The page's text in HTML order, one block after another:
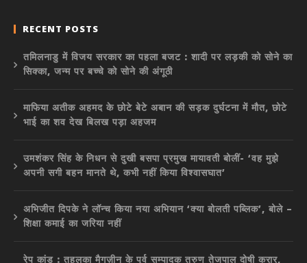
RECENT POSTS
तमिलनाडु में विजय सरकार का पहला बजट : शादी पर लड़की को सोने का
सिक्का, जन्म पर बच्चे को सोने की अंगूठी
माफिया अतीक अहमद के छोटे बेटे अबान की सड़क दुर्घटना में मौत, छोटे
भाई का शव देख बिलख पड़ा अहजम
उमशंकर सिंह के निधन से दुखी बसपा प्रमुख मायावती बोलीं- ‘वह मुझे
अपनी सगी बहन मानते थे, कभी नहीं किया विश्वासघात’
अभिजीत दिपके ने लॉन्च किया नया अभियान ‘क्या बोलती पब्लिक’, बोले –
शिक्षा कमाई का जरिया नहीं
रेप कांड : तहलका मैगज़ीन के पूर्व सम्पादक तरुण तेजपाल दोषी करार,